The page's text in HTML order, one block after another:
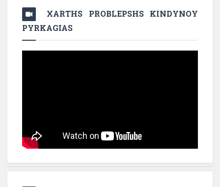
XARTHS PROBLEPSHS KINDYNOY
PYRKAGIAS